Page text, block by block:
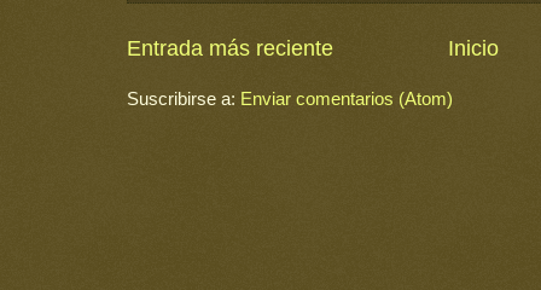
Entrada más reciente Inicio
Suscribirse a: Enviar comentarios (Atom)